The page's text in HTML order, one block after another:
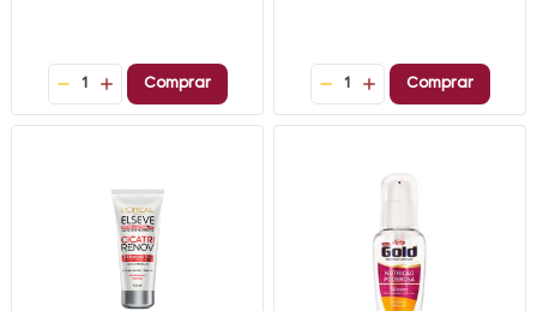
1 Comprar 1 Comprar